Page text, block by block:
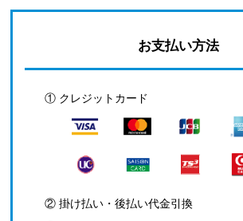
お支払い方法
① クレジットカード
② 掛け払い・後払い代金引換